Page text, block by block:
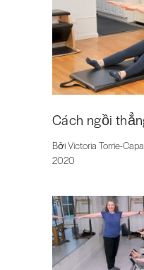
Cách ngồi
Bởi Victoria Torrie-
2020